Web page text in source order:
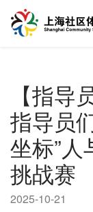
【指导
指导员
坐标”
挑战赛
2025-10-21